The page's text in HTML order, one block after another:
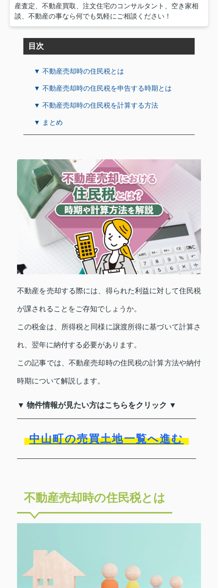
産査定、不動産買取、注文住宅のコンサルタント、空き家相
談、不動産の事なら何でも気軽にご相談ください！
目次
▼ 不動産売却時の住民税とは
▼ 不動産売却時の住民税を申告する時期とは
▼ 不動産売却時の住民税を計算する方法
▼ まとめ
不動産を売却する際には、得られた利益に対して住民税
が課されることをご存知でしょうか。
この税金は、所得税と同様に譲渡所得に基づいて計算さ
れ、翌年に納付する必要があります。
この記事では、不動産売却時の住民税の計算方法や納付
時期について解説します。
▼ 物件情報が見たい方はこちらをクリック ▼
中山町の売買土地一覧へ進む
不動産売却時の住民税とは